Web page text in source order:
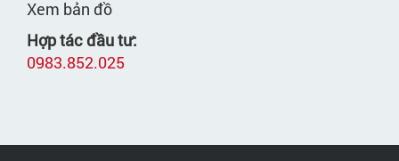
Xem bản đồ
Hợp tác đầu tư:
0983.852.025